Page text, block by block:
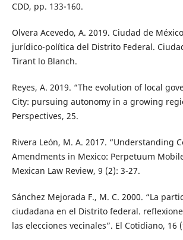
CDD, pp. 133-160.
Olvera Acevedo, A. 2019. Ciudad de
jurídico-política del Distrito Federal.
Tirant lo Blanch.
Reyes, A. 2019. “The evolution of local
City: pursuing autonomy in a growing
Perspectives, 25.
Rivera León, M. A. 2017. “Understanding
Amendments in Mexico: Perpetuum
Mexican Law Review, 9 (2): 3-27.
Sánchez Mejorada F., M. C. 2000. “La
ciudadana en el Distrito federal.
las elecciones vecinales”. El Cotidiano, 16